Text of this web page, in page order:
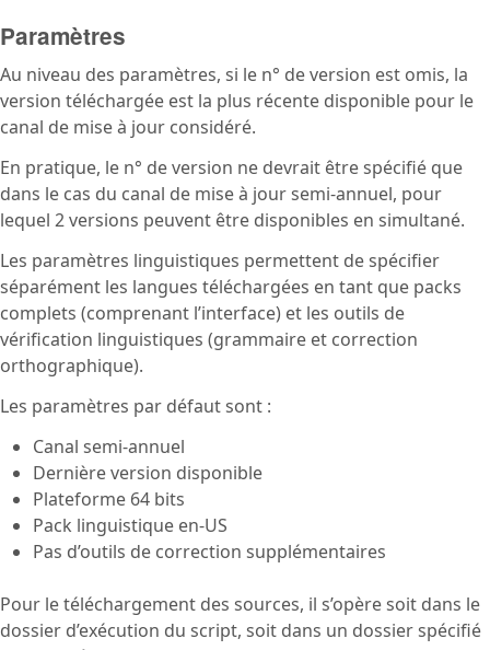
Paramètres
Au niveau des paramètres, si le n° de version est omis, la
version téléchargée est la plus récente disponible pour le
canal de mise à jour considéré.
En pratique, le n° de version ne devrait être spécifié que
dans le cas du canal de mise à jour semi-annuel, pour
lequel 2 versions peuvent être disponibles en simultané.
Les paramètres linguistiques permettent de spécifier
séparément les langues téléchargées en tant que packs
complets (comprenant l’interface) et les outils de
vérification linguistiques (grammaire et correction
orthographique).
Les paramètres par défaut sont :
Canal semi-annuel
Dernière version disponible
Plateforme 64 bits
Pack linguistique en-US
Pas d’outils de correction supplémentaires
Pour le téléchargement des sources, il s’opère soit dans le
dossier d’exécution du script, soit dans un dossier spécifié